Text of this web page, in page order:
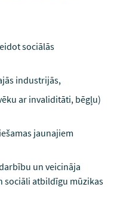
sociālās
industrijās,
ar invaliditāti, bēgļu)
jaunajiem
un veicināja
sociāli atbildīgu mūzikas